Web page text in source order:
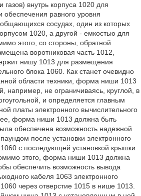
газов) внутрь корпуса 1020 для
обеспечения равного уровня
сосудах, один из которых
1020, а другой - емкостью для
этого, со стороны, обратной
воротниковая часть 1012,
нишу 1013 для размещения
блока 1060. Как станет очевидно
области техники, форма ниши 1013
например, не ограничиваясь, круглой, в
и определяется главным
платы электронного вычислительного
форма ниши 1013 должна быть
обеспечена возможность надежной
после установки электронного
1060 с последующей установкой крышки
этого, форма ниши 1013 должна
обеспечить возможность вывода
кабеля 1063 электронного
через отверстие 1015 в нише 1013.